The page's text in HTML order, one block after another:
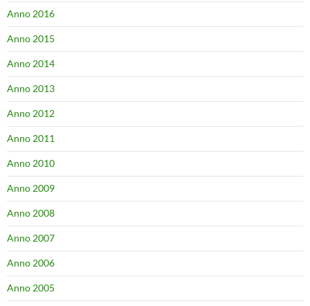
Anno 2016
Anno 2015
Anno 2014
Anno 2013
Anno 2012
Anno 2011
Anno 2010
Anno 2009
Anno 2008
Anno 2007
Anno 2006
Anno 2005